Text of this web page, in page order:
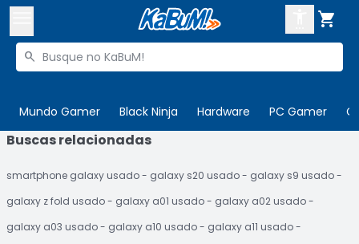

Buscar produtos

Mundo Gamer Black Ninja Hardware PC Gamer

 Departamentos
Cupons
ENTRE
CADASTRE-SE
Buscas relacionadas
smartphone galaxy usado galaxy s20 usado
galaxy s9 usado
galaxy z fold usado
galaxy a01 usado
galaxy a02 usado
galaxy a03 usado
galaxy a10 usado
galaxy a11 usado